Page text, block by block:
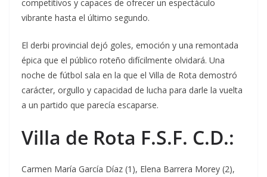
competitivos y capaces de ofrecer un espectáculo
vibrante hasta el último segundo.
El derbi provincial dejó goles, emoción y una remontada
épica que el público roteño difícilmente olvidará. Una
noche de fútbol sala en la que el Villa de Rota demostró
carácter, orgullo y capacidad de lucha para darle la vuelta
a un partido que parecía escaparse.
Villa de Rota F.S.F. C.D.:
Carmen María García Díaz (1), Elena Barrera Morey (2),